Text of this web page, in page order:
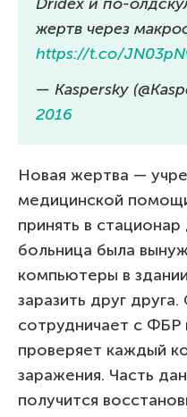
жертв через
https://t.co/
— Kaspersky
2016
Новая жертва —
медицинской
принять в
больница была
компьютеры в
заразить друг
сотрудничает с ФБР
проверяет каждый
заражения. Часть
получится